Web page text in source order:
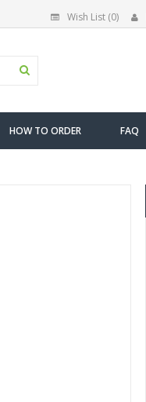
Wish List (0)
HOW TO ORDER FAQ